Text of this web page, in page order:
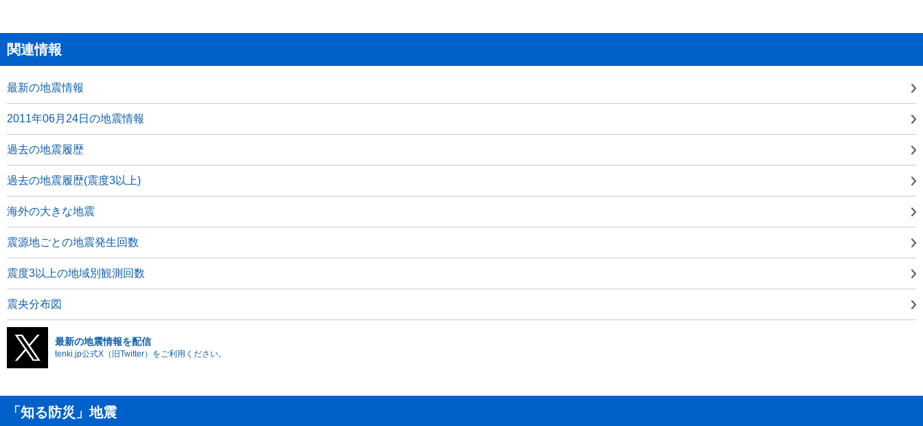
関連情報
最新の地震情報
2011年06月24日の地震情報
過去の地震履歴
過去の地震履歴(震度3以上)
海外の大きな地震
震源地ごとの地震発生回数
震度3以上の地域別観測回数
震央分布図
最新の地震情報を配信
tenki.jp公式X（旧Twitter）をご利用ください。
「知る防災」地震